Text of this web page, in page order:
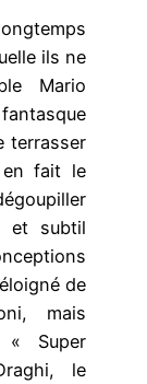
ils ne
Mario
terrasser
en fait le
et subtil
de
mais
Super
le